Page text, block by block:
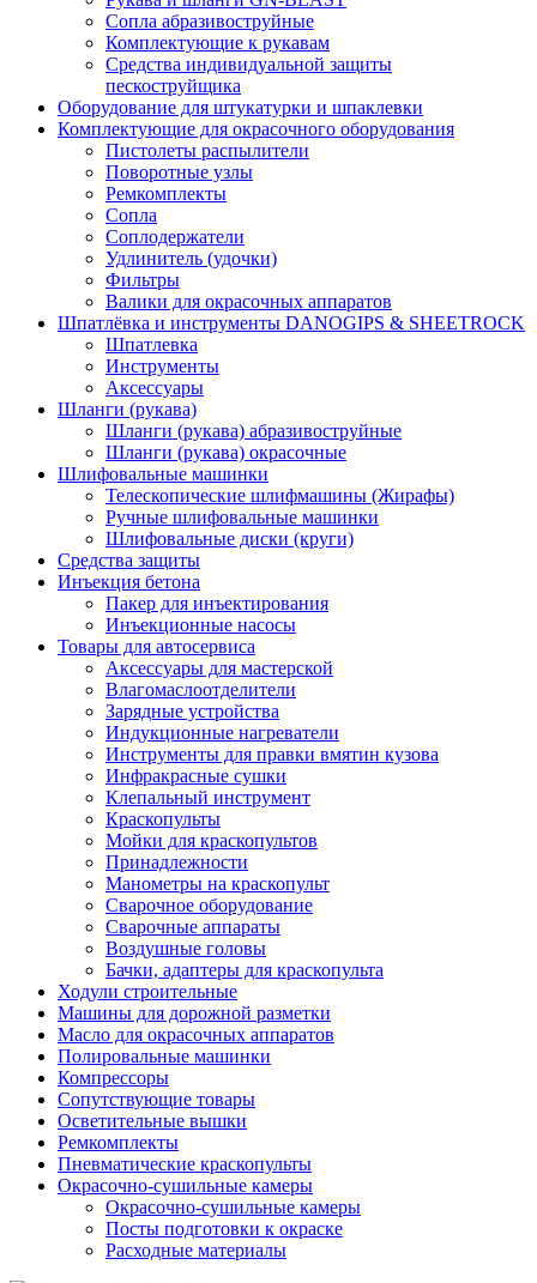
Сопла абразивоструйные
Комплектующие к рукавам
Средства индивидуальной защиты
пескоструйщика
Оборудование для штукатурки и шпаклевки
Комплектующие для окрасочного оборудования
Пистолеты распылители
Поворотные узлы
Ремкомплекты
Сопла
Соплодержатели
Удлинитель (удочки)
Фильтры
Валики для окрасочных аппаратов
Шпатлёвка и инструменты DANOGIPS & SHEETROCK
Шпатлевка
Инструменты
Аксессуары
Шланги (рукава)
Шланги (рукава) абразивоструйные
Шланги (рукава) окрасочные
Шлифовальные машинки
Телескопические шлифмашины (Жирафы)
Ручные шлифовальные машинки
Шлифовальные диски (круги)
Средства защиты
Инъекция бетона
Пакер для инъектирования
Инъекционные насосы
Товары для автосервиса
Аксессуары для мастерской
Влагомаслоотделители
Зарядные устройства
Индукционные нагреватели
Инструменты для правки вмятин кузова
Инфракрасные сушки
Клепальный инструмент
Краскопульты
Мойки для краскопультов
Принадлежности
Манометры на краскопульт
Сварочное оборудование
Сварочные аппараты
Воздушные головы
Бачки, адаптеры для краскопульта
Ходули строительные
Машины для дорожной разметки
Масло для окрасочных аппаратов
Полировальные машинки
Компрессоры
Сопутствующие товары
Осветительные вышки
Ремкомплекты
Пневматические краскопульты
Окрасочно-сушильные камеры
Окрасочно-сушильные камеры
Посты подготовки к окраске
Расходные материалы